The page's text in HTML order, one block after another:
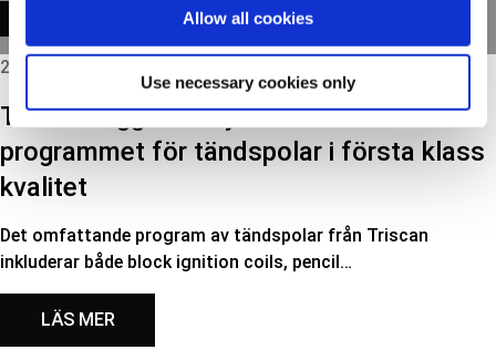
Allow all cookies
Use necessary cookies only
2015
Triscan lägger till nya referenser till
programmet för tändspolar i första klass
kvalitet
Det omfattande program av tändspolar från Triscan
inkluderar både block ignition coils, pencil…
LÄS MER